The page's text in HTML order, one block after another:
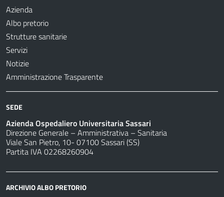
Azienda
Albo pretorio
Strutture sanitarie
Servizi
Notizie
Amministrazione Trasparente
SEDE
Azienda Ospedaliero Universitaria Sassari
Direzione Generale – Amministrativa – Sanitaria
Viale San Pietro, 10- 07100 Sassari (SS)
Partita IVA 02268260904
ARCHIVIO ALBO PRETORIO